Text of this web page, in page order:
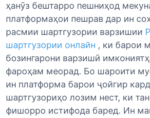
ҳанӯз бештарро пешниҳод
платформаҳои пешрав дар ин
расмии шартгузории варзишии
шартгузории онлайн , ки барои
бозингарони варзишӣ
фароҳам меорад. Бо шароити
ин платформа барои ҷойгир
шартгузориҳо лозим нест, ки
фишорро истифода баред. Ин